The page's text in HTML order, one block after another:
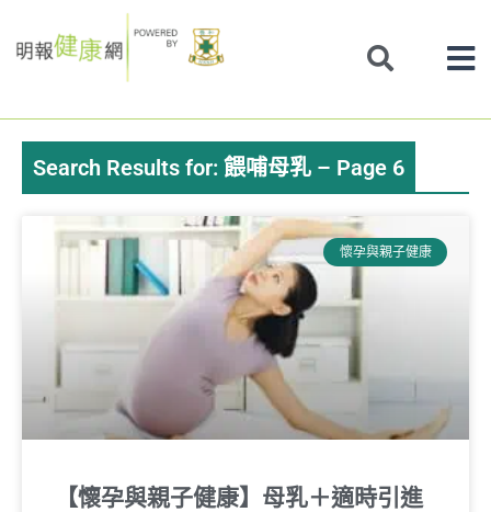
to
Search Results for: 餵哺母乳 – Page 6
懷孕與親子健康
【懷孕與親子健康】母乳＋適時引進
Page PagePagePagePage